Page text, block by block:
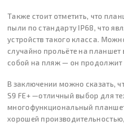
Также стоит отметить, что
пыли по стандарту IP68, что
устройств такого класса.
случайно прольёте на планшет
собой на пляж — он продолжит
В заключении можно сказать,
S9 FE+ —отличный выбор для
многофункциональный
хорошей